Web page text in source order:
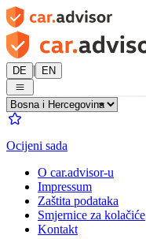
DE | EN
Ocijeni sada
O car.advisor-u
Impressum
Zaštita podataka
Smjernice za kolačiće
Kontakt